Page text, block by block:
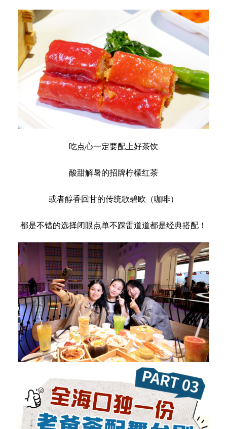
吃点心一定要配上好茶饮
酸甜解暑的招牌柠檬红茶
或者醇香回甘的传统歌碧欧（咖啡）
都是不错的选择闭眼点单不踩雷道道都是经典搭配！